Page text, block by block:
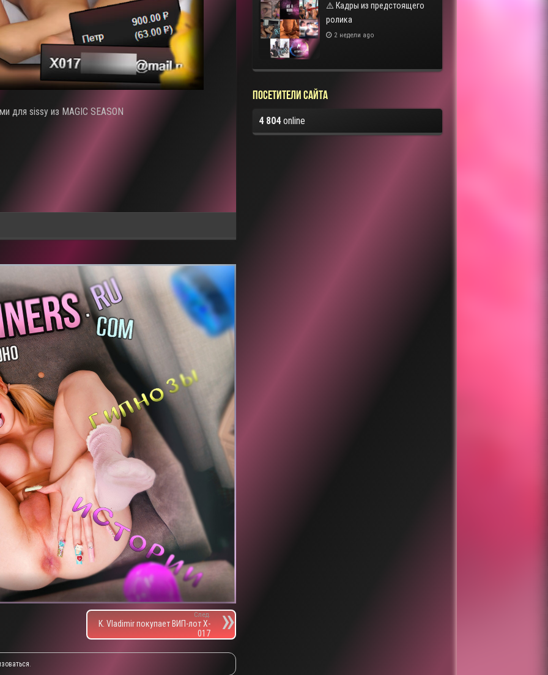
для sissy из MAGIC SEASON
След.
K. Vladimir покупает ВИП-лот X-
017
⚠️ Кадры из предстоящего
ролика
2 недели ago
Посетители сайта
4 804online